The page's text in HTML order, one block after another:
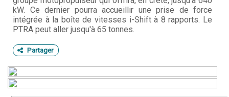
kW. Ce dernier pourra accueillir une prise de force
intégrée à la boîte de vitesses i-Shift à 8 rapports. Le
PTRA peut aller jusqu'à 65 tonnes.
Partager